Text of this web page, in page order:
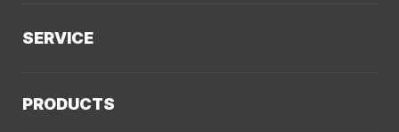
SERVICE
PRODUCTS